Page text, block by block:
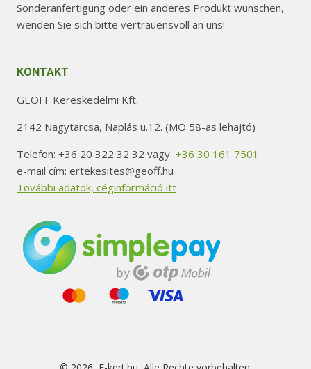
Sonderanfertigung oder ein anderes Produkt wünschen,
wenden Sie sich bitte vertrauensvoll an uns!
KONTAKT
GEOFF Kereskedelmi Kft.
2142 Nagytarcsa, Naplás u.12. (MO 58-as lehajtó)
Telefon: +36 20 322 32 32 vagy +36 30 161 7501
e-mail cím: ertekesites@geoff.hu
További adatok, céginformáció itt